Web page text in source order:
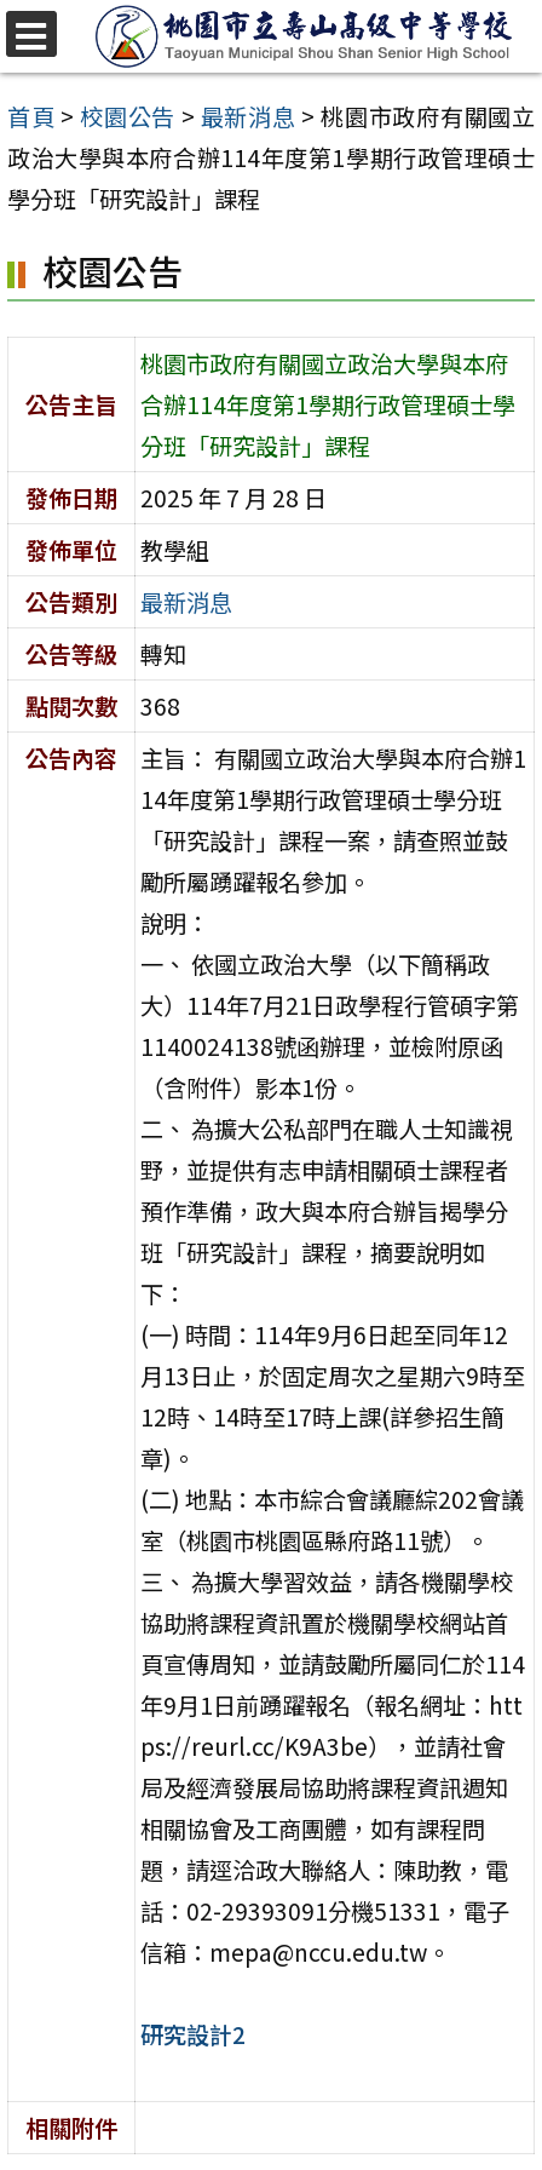
跳
至
主
要
內
區
首頁 > 校園公告 > 最新消息 > 桃園市政府有關國立
政治大學與本府合辦114年度第1學期行政管理碩士
學分班「研究設計」課程
校園公告
公告主旨
桃園市政府有關國立政治大學與本府
合辦114年度第1學期行政管理碩士學
分班「研究設計」課程
發佈日期
2025 年 7 月 28 日
發佈單位
教學組
公告類別
最新消息
公告等級
轉知
點閱次數
368
公告內容
主旨： 有關國立政治大學與本府合辦1
14年度第1學期行政管理碩士學分班
「研究設計」課程一案，請查照並鼓
勵所屬踴躍報名參加。
說明：
一、 依國立政治大學（以下簡稱政
大）114年7月21日政學程行管碩字第
1140024138號函辦理，並檢附原函
（含附件）影本1份。
二、 為擴大公私部門在職人士知識視
野，並提供有志申請相關碩士課程者
預作準備，政大與本府合辦旨揭學分
班「研究設計」課程，摘要說明如
下：
(一) 時間：114年9月6日起至同年12
月13日止，於固定周次之星期六9時至
12時、14時至17時上課(詳參招生簡
章)。
(二) 地點：本市綜合會議廳綜202會議
室（桃園市桃園區縣府路11號）。
三、 為擴大學習效益，請各機關學校
協助將課程資訊置於機關學校網站首
頁宣傳周知，並請鼓勵所屬同仁於114
年9月1日前踴躍報名（報名網址：htt
ps://reurl.cc/K9A3be），並請社會
局及經濟發展局協助將課程資訊週知
相關協會及工商團體，如有課程問
題，請逕洽政大聯絡人：陳助教，電
話：02-29393091分機51331，電子
信箱：mepa@nccu.edu.tw。
研究設計2
相關附件
選
單